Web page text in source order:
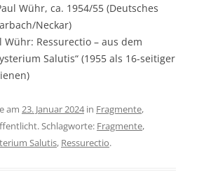
Wühr, ca. 1954/55 (Deutsches
Neckar)
Wühr: Ressurectio – aus dem
Salutis“ (1955 als 16-seitiger
am 23. Januar 2024in Fragmente,
Schlagworte: Fragmente,
Salutis, Ressurectio.